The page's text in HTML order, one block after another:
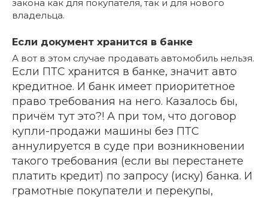
закона как для покупателя, так и для нового
владельца.
Если документ хранится в банке
А вот в этом случае продавать автомобиль нельзя.
Если ПТС хранится в банке, значит авто
кредитное. И банк имеет приоритетное
право требования на него. Казалось бы,
причём тут это?! А при том, что договор
купли-продажи машины без ПТС
аннулируется в суде при возникновении
такого требования (если вы перестанете
платить кредит) по запросу (иску) банка. И
грамотные покупатели и перекупы,